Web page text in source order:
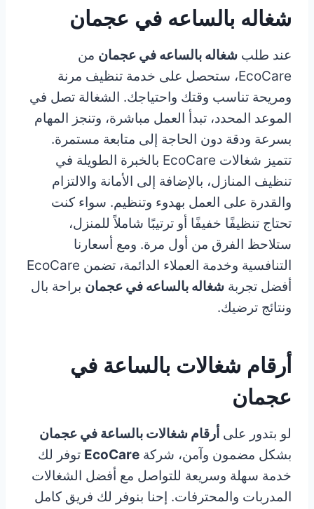
شغاله بالساعه في عجمان
عند طلب شغاله بالساعه في عجمان من
EcoCare، ستحصل على خدمة تنظيف مرنة
ومريحة تناسب وقتك واحتياجك. الشغالة تصل في
الموعد المحدد، تبدأ العمل مباشرة، وتنجز المهام
بسرعة ودقة دون الحاجة إلى متابعة مستمرة.
تتميز شغالات EcoCare بالخبرة الطويلة في
تنظيف المنازل، بالإضافة إلى الأمانة والالتزام
والقدرة على العمل بهدوء وتنظيم. سواء كنت
تحتاج تنظيفًا خفيفًا أو ترتيبًا شاملاً للمنزل،
ستلاحظ الفرق من أول مرة. ومع أسعارنا
التنافسية وخدمة العملاء الدائمة، تضمن EcoCare
أفضل تجربة شغاله بالساعه في عجمان براحة بال
ونتائج ترضيك.
أرقام شغالات بالساعة في
عجمان
لو بتدور على أرقام شغالات بالساعة في عجمان
بشكل مضمون وآمن، شركة EcoCare توفر لك
خدمة سهلة وسريعة للتواصل مع أفضل الشغالات
المدربات والمحترفات. إحنا بنوفر لك فريق كامل